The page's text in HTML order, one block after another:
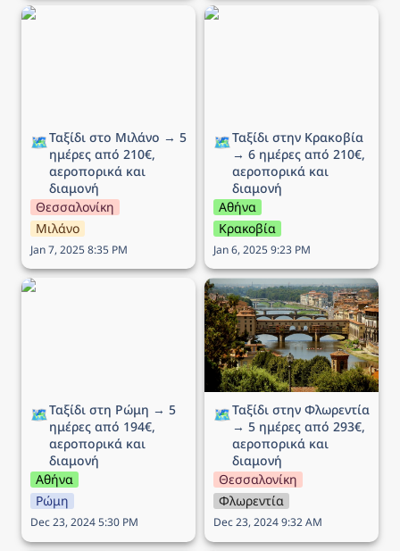
Ταξίδι στο Μιλάνο → 5
🗺️Ταξίδι στο Μιλάνο → 5
ημέρες από 210€,
αεροπορικά και
διαμονή
Θεσσαλονίκη
Μιλάνο
Jan 7, 2025 8:35 PM
Ταξίδι στην Κρακοβία →
🗺️Ταξίδι στην Κρακοβία
→ 6 ημέρες από 210€,
αεροπορικά και
διαμονή
Αθήνα
Κρακοβία
Jan 6, 2025 9:23 PM
Ταξίδι στη Ρώμη → 5
🗺️Ταξίδι στη Ρώμη → 5
ημέρες από 194€,
αεροπορικά και
διαμονή
Αθήνα
Ρώμη
Dec 23, 2024 5:30 PM
Ταξίδι στην Φλωρεντία →
5 ημέρες από 293€,
αεροπορικά και διαμονή
🗺️Ταξίδι στην Φλωρεντία
→ 5 ημέρες από 293€,
αεροπορικά και
διαμονή
Θεσσαλονίκη
Φλωρεντία
Dec 23, 2024 9:32 AM